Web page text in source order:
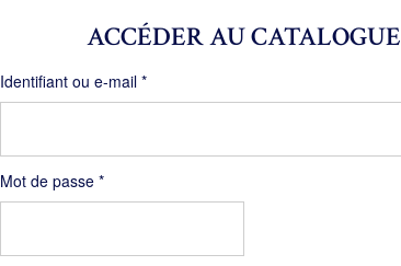
ACCÉDER AU CATALOGUE
Identifiant ou e-mail *Obligatoire
Mot de passe *Obligatoire